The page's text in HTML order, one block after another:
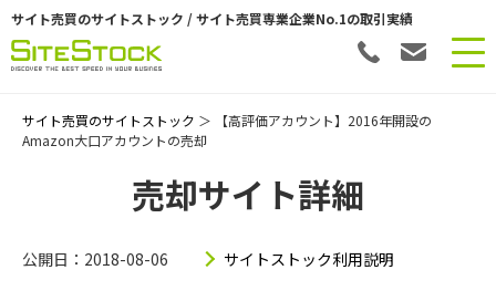
サイト売買のサイトストック / サイト売買専業企業No.1の取引実績
サイト売買のサイトストック ＞ 【高評価アカウント】2016年開設の
Amazon大口アカウントの売却
売却サイト詳細
公開日：2018-08-06 サイトストック利用説明